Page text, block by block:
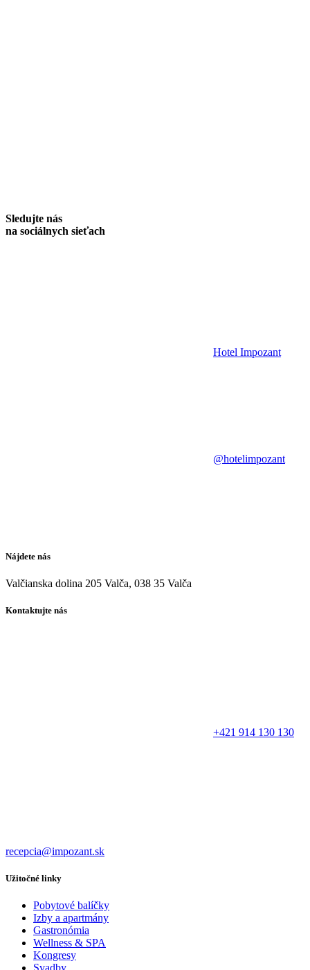
Sledujte nás
na sociálnych sieťach
Hotel Impozant
@hotelimpozant
Nájdete nás
Valčianska dolina 205 Valča, 038 35 Valča
Kontaktujte nás
+421 914 130 130
recepcia@impozant.sk
Užitočné linky
Pobytové balíčky
Izby a apartmány
Gastronómia
Wellness & SPA
Kongresy
Svadby